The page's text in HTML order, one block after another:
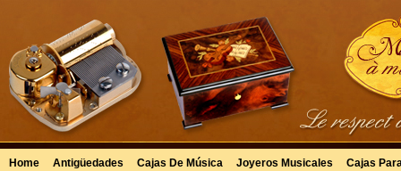
Home Antigüedades Cajas De Música Joyeros Musicales Cajas